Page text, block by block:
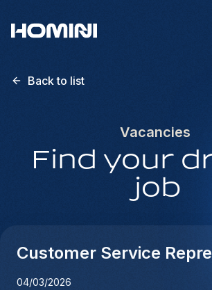
Back to list
Vacancies
Find your
job
Customer Service
04/03/2026